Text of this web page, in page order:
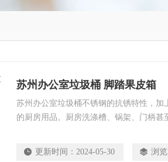
苏州办公室垃圾桶 脚踏果皮箱
苏州办公室垃圾桶不锈钢的抗锈特性，加
的厨房用品。厨房洗涤槽、锅架、门柄甚
围着，从而污染室内环境，因此也是一个
更新时间： 2024-05-30 浏览